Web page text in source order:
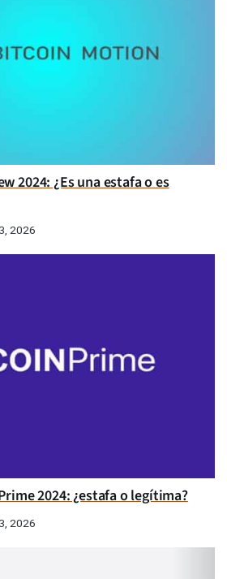
2024: ¿Es una estafa o es
2026
2024: ¿estafa o legítima?
2026